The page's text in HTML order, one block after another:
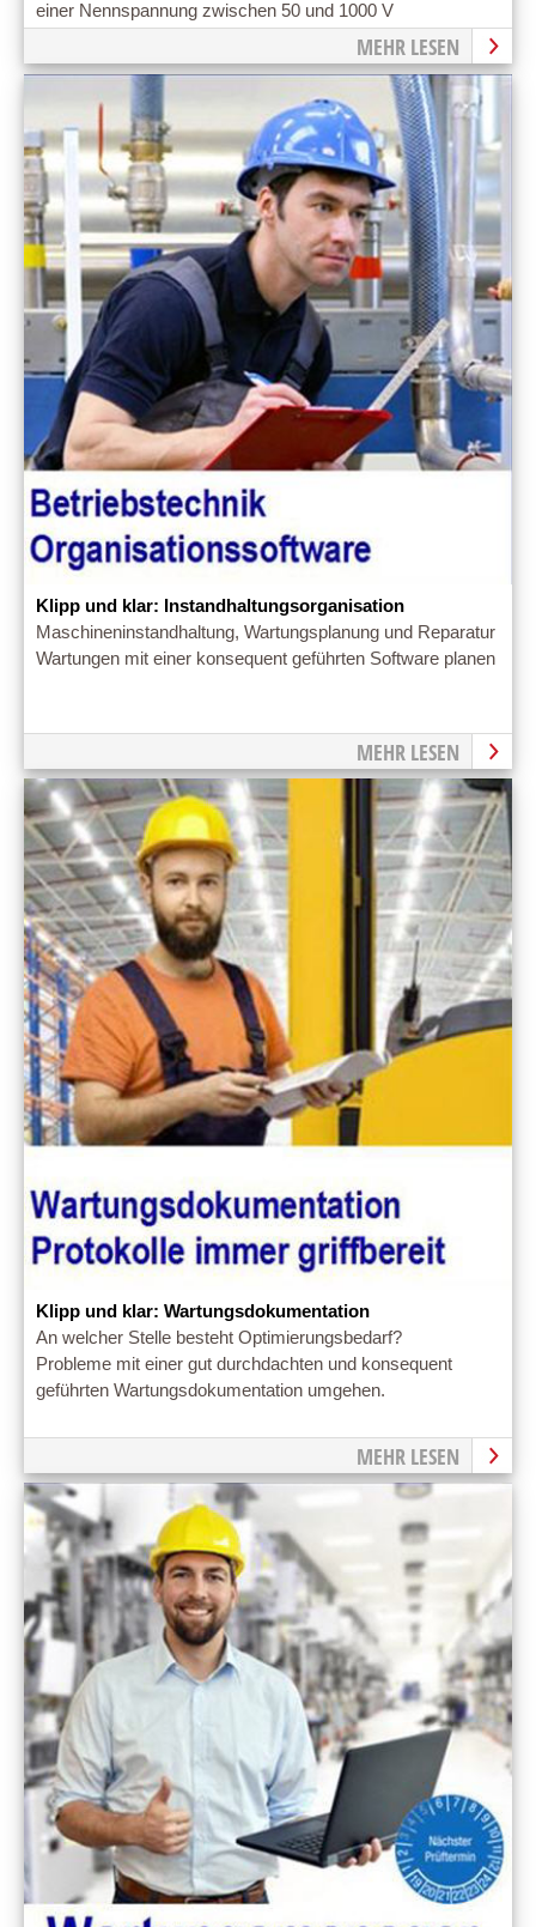
einer Nennspannung zwischen 50 und 1000 V
MEHR LESEN
Klipp und klar: Instandhaltungsorganisation
Maschineninstandhaltung, Wartungsplanung und Reparatur
Wartungen mit einer konsequent geführten Software planen
MEHR LESEN
Klipp und klar: Wartungsdokumentation
An welcher Stelle besteht Optimierungsbedarf?
Probleme mit einer gut durchdachten und konsequent
geführten Wartungsdokumentation umgehen.
MEHR LESEN